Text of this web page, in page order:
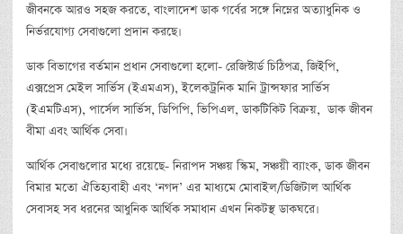
জীবনকে আরও সহজ করতে, বাংলাদেশ ডাক গর্বের সঙ্গে নিম্নের অত্যাধুনিক ও
নির্ভরযোগ্য সেবাগুলো প্রদান করছে।
ডাক বিভাগের বর্তমান প্রধান সেবাগুলো হলো- রেজিস্টার্ড চিঠিপত্র, জিইপি,
এক্সপ্রেস মেইল সার্ভিস (ইএমএস), ইলেকট্রনিক মানি ট্রান্সফার সার্ভিস
(ইএমটিএস), পার্সেল সার্ভিস, ডিপিপি, ভিপিএল, ডাকটিকিট বিক্রয়, ডাক জীবন
বীমা এবং আর্থিক সেবা।
আর্থিক সেবাগুলোর মধ্যে রয়েছে- নিরাপদ সঞ্চয় স্কিম, সঞ্চয়ী ব্যাংক, ডাক জীবন
বিমার মতো ঐতিহ্যবাহী এবং ‘নগদ’ এর মাধ্যমে মোবাইল/ডিজিটাল আর্থিক
সেবাসহ সব ধরনের আধুনিক আর্থিক সমাধান এখন নিকটস্থ ডাকঘরে।